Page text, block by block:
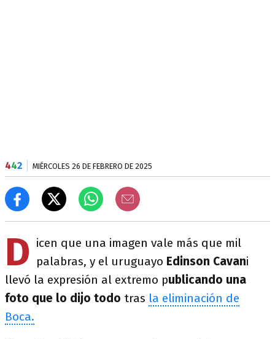
442 MIÉRCOLES 26 DE FEBRERO DE 2025
D icen que una imagen vale más que mil
palabras, y el uruguayo Edinson Cavani
llevó la expresión al extremo publicando una
foto que lo dijo todo tras la eliminación de
Boca.